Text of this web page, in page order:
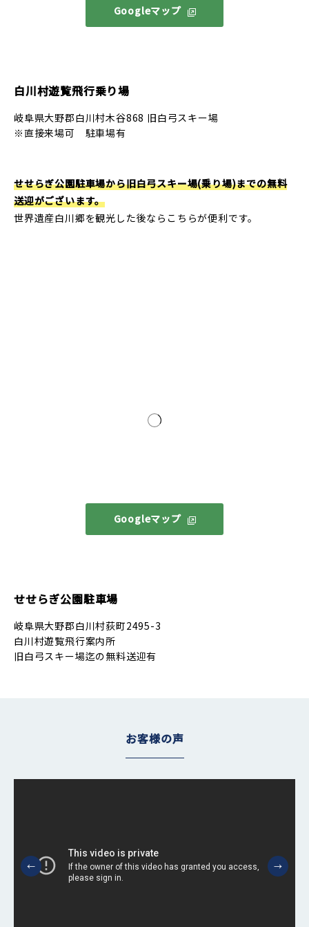
Googleマップ
白川村遊覧飛行乗り場
岐阜県大野郡白川村木谷868 旧白弓スキー場
※直接来場可 駐車場有
せせらぎ公園駐車場から旧白弓スキー場(乗り場)までの無料
送迎がございます。
世界遺産白川郷を観光した後ならこちらが便利です。
Googleマップ
せせらぎ公園駐車場
岐阜県大野郡白川村荻町2495-3
白川村遊覧飛行案内所
旧白弓スキー場迄の無料送迎有
お客様の声
← →